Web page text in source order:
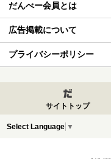
だんべー会員とは
広告掲載について
プライバシーポリシー
サイトトップ
Select Language ▼